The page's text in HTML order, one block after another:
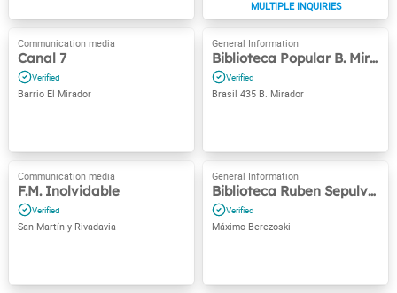
Canal 7
Barrio El Mirador
Biblioteca Popular B. Mirador
Brasil 435 B. Mirador
F.M. Inolvidable
San Martín y Rivadavia
Biblioteca Ruben Sepulveda
Máximo Berezoski